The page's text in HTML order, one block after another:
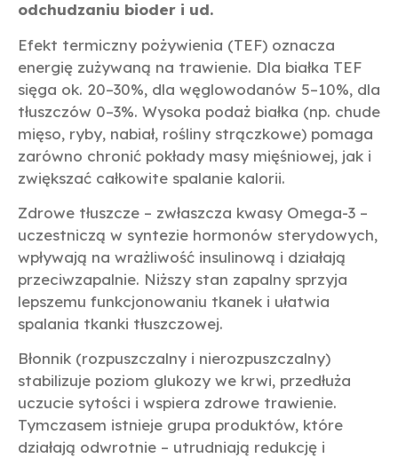
odchudzaniu bioder i ud.
Efekt termiczny pożywienia (TEF) oznacza
energię zużywaną na trawienie. Dla białka TEF
sięga ok. 20–30%, dla węglowodanów 5–10%, dla
tłuszczów 0–3%. Wysoka podaż białka (np. chude
mięso, ryby, nabiał, rośliny strączkowe) pomaga
zarówno chronić pokłady masy mięśniowej, jak i
zwiększać całkowite spalanie kalorii.
Zdrowe tłuszcze – zwłaszcza kwasy Omega-3 –
uczestniczą w syntezie hormonów sterydowych,
wpływają na wrażliwość insulinową i działają
przeciwzapalnie. Niższy stan zapalny sprzyja
lepszemu funkcjonowaniu tkanek i ułatwia
spalania tkanki tłuszczowej.
Błonnik (rozpuszczalny i nierozpuszczalny)
stabilizuje poziom glukozy we krwi, przedłuża
uczucie sytości i wspiera zdrowe trawienie.
Tymczasem istnieje grupa produktów, które
działają odwrotnie – utrudniają redukcję i